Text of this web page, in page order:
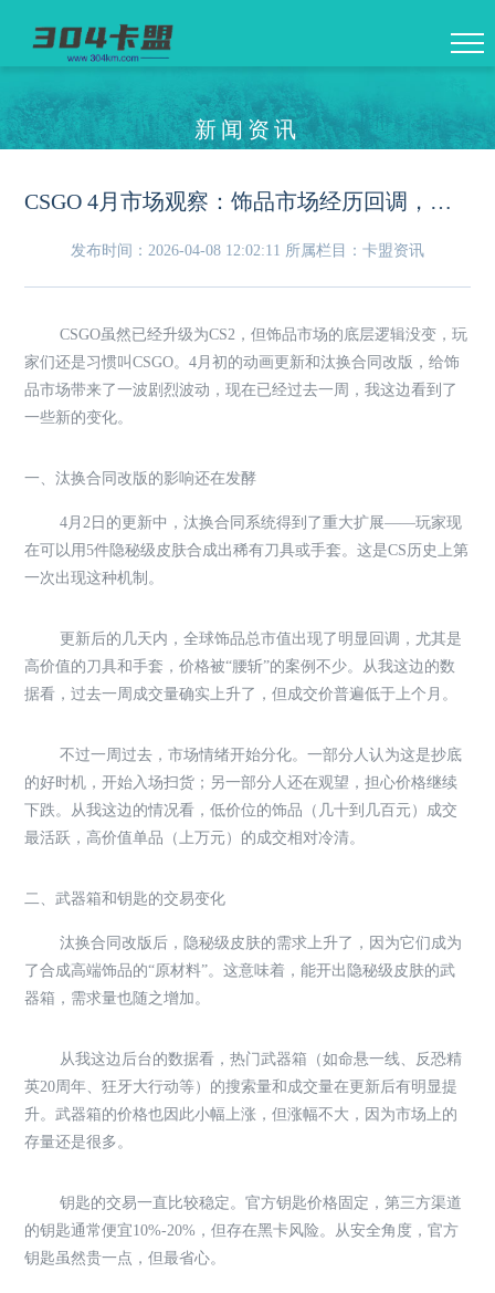
新闻资讯
CSGO 4月市场观察：饰品市场经历回调，汰换合同改版影响持续
发布时间：2026-04-08 12:02:11 所属栏目：卡盟资讯
CSGO虽然已经升级为CS2，但饰品市场的底层逻辑没变，玩
家们还是习惯叫CSGO。4月初的动画更新和汰换合同改版，给饰
品市场带来了一波剧烈波动，现在已经过去一周，我这边看到了
一些新的变化。
一、汰换合同改版的影响还在发酵
4月2日的更新中，汰换合同系统得到了重大扩展——玩家现
在可以用5件隐秘级皮肤合成出稀有刀具或手套。这是CS历史上第
一次出现这种机制。
更新后的几天内，全球饰品总市值出现了明显回调，尤其是
高价值的刀具和手套，价格被“腰斩”的案例不少。从我这边的数
据看，过去一周成交量确实上升了，但成交价普遍低于上个月。
不过一周过去，市场情绪开始分化。一部分人认为这是抄底
的好时机，开始入场扫货；另一部分人还在观望，担心价格继续
下跌。从我这边的情况看，低价位的饰品（几十到几百元）成交
最活跃，高价值单品（上万元）的成交相对冷清。
二、武器箱和钥匙的交易变化
汰换合同改版后，隐秘级皮肤的需求上升了，因为它们成为
了合成高端饰品的“原材料”。这意味着，能开出隐秘级皮肤的武
器箱，需求量也随之增加。
从我这边后台的数据看，热门武器箱（如命悬一线、反恐精
英20周年、狂牙大行动等）的搜索量和成交量在更新后有明显提
升。武器箱的价格也因此小幅上涨，但涨幅不大，因为市场上的
存量还是很多。
钥匙的交易一直比较稳定。官方钥匙价格固定，第三方渠道
的钥匙通常便宜10%-20%，但存在黑卡风险。从安全角度，官方
钥匙虽然贵一点，但最省心。